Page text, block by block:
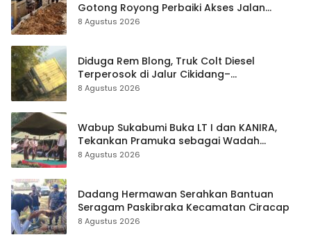
Gotong Royong Perbaiki Akses Jalan
Majelis Ta’lim di Sagaranten
8 Agustus 2026
Diduga Rem Blong, Truk Colt Diesel
Terperosok di Jalur Cikidang–
Palabuhanratu
8 Agustus 2026
Wabup Sukabumi Buka LT I dan KANIRA,
Tekankan Pramuka sebagai Wadah
Pembentukan Karakter
8 Agustus 2026
Dadang Hermawan Serahkan Bantuan
Seragam Paskibraka Kecamatan Ciracap
8 Agustus 2026